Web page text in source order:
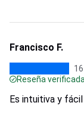
Francisco F.
Reseña verificada
Es intuitiva y